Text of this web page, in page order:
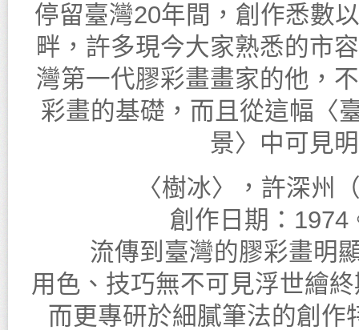
停留臺灣20年間，創作悉數
畔，許多現今大家熟悉的市
灣第一代膠彩畫畫家的他，
彩畫的基礎，而且從這幅〈
景〉中可見
〈樹冰〉，許深州
創作日期：1974
流傳到臺灣的膠彩畫明
用色、技巧無不可見浮世繪
而更專研於細膩筆法的創作